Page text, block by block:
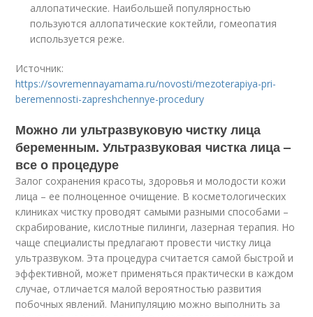
аллопатические. Наибольшей популярностью
пользуются аллопатические коктейли, гомеопатия
используется реже.
Источник:
https://sovremennayamama.ru/novosti/mezoterapiya-pri-
beremennosti-zapreshchennye-procedury
Можно ли ультразвуковую чистку лица
беременным. Ультразвуковая чистка лица –
все о процедуре
Залог сохранения красоты, здоровья и молодости кожи
лица – ее полноценное очищение. В косметологических
клиниках чистку проводят самыми разными способами –
скрабирование, кислотные пилинги, лазерная терапия. Но
чаще специалисты предлагают провести чистку лица
ультразвуком. Эта процедура считается самой быстрой и
эффективной, может применяться практически в каждом
случае, отличается малой вероятностью развития
побочных явлений. Манипуляцию можно выполнить за